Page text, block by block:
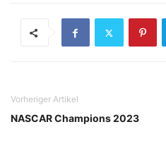
Vorheriger Artikel
NASCAR Champions 2023